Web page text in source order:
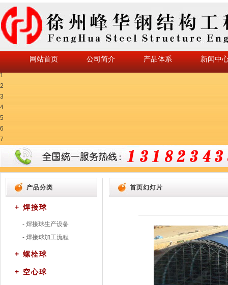
网站首页 公司简介 产品体系 新闻中
1
2
3
4
5
6
7
产品分类
+ 焊接球
- 焊接球生产设备
- 焊接球加工流程
+ 螺栓球
+ 空心球
首页幻灯片